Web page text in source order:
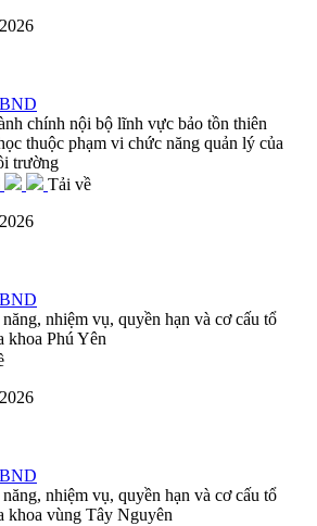
chính nội bộ lĩnh vực bảo tồn thiên
thuộc phạm vi chức năng quản lý của
trường
Tải về
nhiệm vụ, quyền hạn và cơ cấu tổ
khoa Phú Yên
nhiệm vụ, quyền hạn và cơ cấu tổ
khoa vùng Tây Nguyên